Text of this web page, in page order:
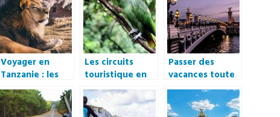
Voyager en
Tanzanie : les
meilleurs safaris
à faire
Les circuits
touristique en
Amazonie
Passer des
vacances toute
l’année : Où
sont les
meilleures